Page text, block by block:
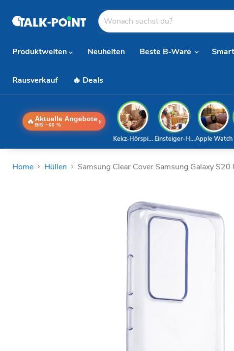
Produktwelten
Neuheiten Beste B-Ware
Rausverkauf 🔥 Deals
🔥 Aktuelle Angebote
BIS −60 % ›
Apple Watch
Einsteiger-Handy
Kekz-Hörspiele
Home Hüllen Samsung Clear Cover Samsung Galaxy